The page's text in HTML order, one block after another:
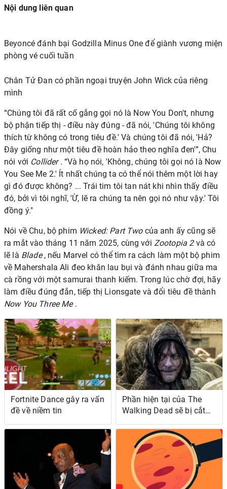
Nội dung liên quan
Beyoncé đánh bại Godzilla Minus One để giành vương miện
phòng vé cuối tuần
Chân Tử Đan có phần ngoại truyện John Wick của riêng
mình
“Chúng tôi đã rất cố gắng gọi nó là Now You Don't, nhưng
bộ phận tiếp thị - điều này đúng - đã nói, 'Chúng tôi không
thích từ không có trong tiêu đề.' Và chúng tôi đã nói, 'Hả?
Đây giống như một tiêu đề hoàn hảo theo nghĩa đen'”, Chu
nói với Collider. “Và họ nói, 'Không, chúng tôi gọi nó là Now
You See Me 2.' Ít nhất chúng ta có thể nói thêm một lời hay
gì đó được không? ... Trái tim tôi tan nát khi nhìn thấy điều
đó, bởi vì tôi nghĩ, 'Ừ, lẽ ra chúng ta nên gọi nó như vậy.' Tôi
đồng ý."
Nói về Chu, bộ phim Wicked: Part Twocủa anh ấy cũng sẽ
ra mắt vào tháng 11 năm 2025, cùng với Zootopia 2và có
lẽ là Blade, nếu Marvel có thể tìm ra cách làm một bộ phim
về Mahershala Ali đeo khăn lau bụi và đánh nhau giữa ma
cà rồng với một samurai thanh kiếm. Trong lúc chờ đợi, hãy
làm điều đúng đắn, tiếp thị Lionsgate và đổi tiêu đề thành
Now You Three Me.
Fortnite Dance gây ra vấn
đề về niềm tin
Phần hiện tại của The
Walking Dead sẽ bị cắt
ngắn